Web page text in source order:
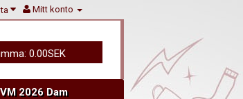
Mitt konto
0.00SEK
VM 2026 Dam